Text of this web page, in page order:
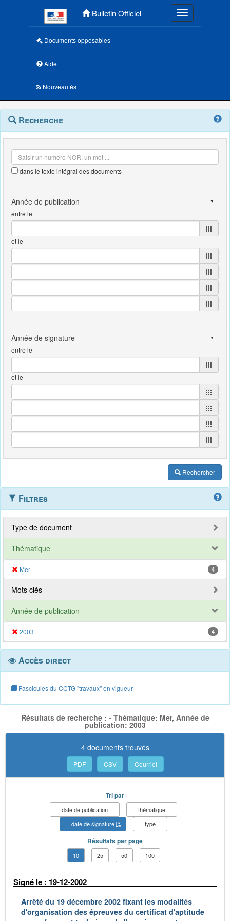
Bulletin Officiel Toggle
Documents opposables
Aide
Nouveautés
Navigation
outils
Menu
contextuel
Recherche
dans le texte intégral des documents
entre le
et le
entre le
et le
Rechercher
Filtres
Type de document
Thématique
Mer 4
Mots clés
Année de publication
2003 4
Accès direct
Fascicules du CCTG "travaux" en vigueur
Résultats de recherche : - Thématique: Mer, Année de
publication: 2003
4 documents trouvés
PDF CSV Courriel
Tri par
date de publication
thématique
date de signature
type
Résultats par page
10 25 50 100
Signé le : 19-12-2002
Arrêté du 19 décembre 2002 fixant les modalités
d'organisation des épreuves du certificat d'aptitude